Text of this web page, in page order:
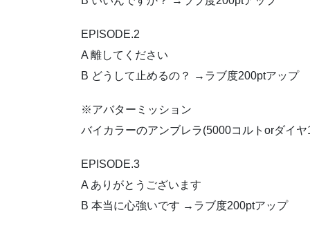
EPISODE.2
A 離してください
B どうして止めるの？ →ラブ度200ptアップ
※アバターミッション
バイカラーのアンブレラ(5000コルトorダイヤ
EPISODE.3
A ありがとうございます
B 本当に心強いです →ラブ度200ptアップ